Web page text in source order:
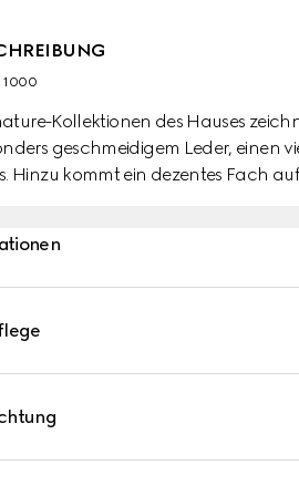
1000
Kollektionen des Hauses
geschmeidigem Leder, einen
Hinzu kommt ein dezentes Fach